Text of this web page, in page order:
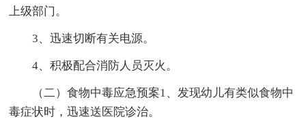
上级部门。
3、迅速切断有关电源。
4、积极配合消防人员灭火。
（二）食物中毒应急预案1、发现幼儿有类似食物中
毒症状时，迅速送医院诊治。